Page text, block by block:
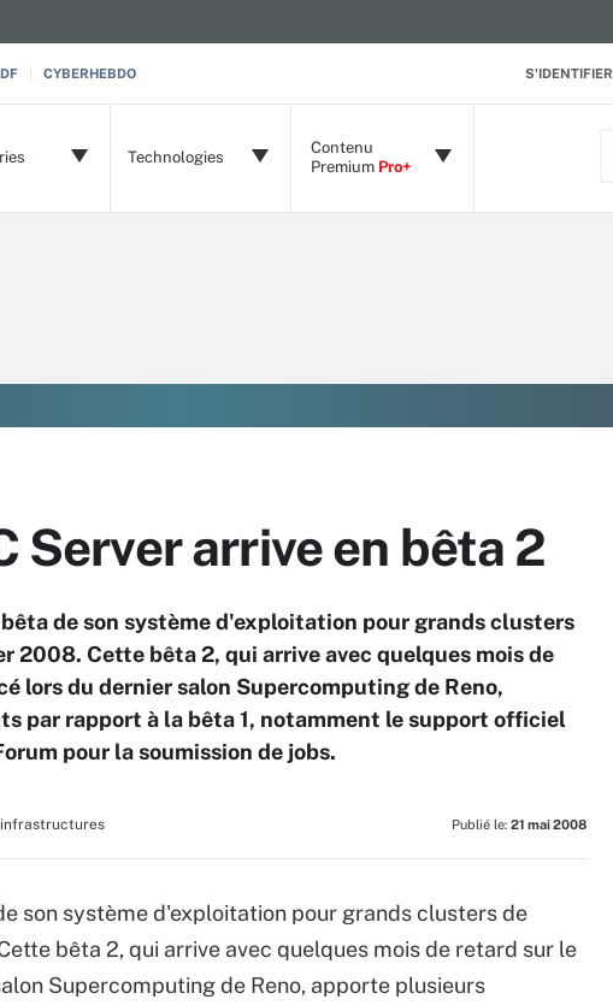
S'IDENTIFIER
CYBERHEBDO
Technologies
Contenu
Premium Pro+
Server arrive en bêta 2
de son système d'exploitation pour grands clusters
2008. Cette bêta 2, qui arrive avec quelques mois de
lors du dernier salon Supercomputing de Reno,
par rapport à la bêta 1, notamment le support officiel
pour la soumission de jobs.
infrastructures Publié le: 21 mai 2008
son système d'exploitation pour grands clusters de
bêta 2, qui arrive avec quelques mois de retard sur le
Supercomputing de Reno, apporte plusieurs